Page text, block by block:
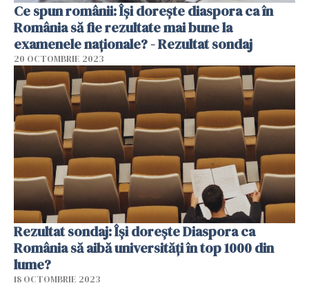
Ce spun românii: Își dorește diaspora ca în
România să fie rezultate mai bune la
examenele naționale? - Rezultat sondaj
20 OCTOMBRIE 2023
Rezultat sondaj: Își dorește Diaspora ca
România să aibă universități în top 1000 din
lume?
18 OCTOMBRIE 2023